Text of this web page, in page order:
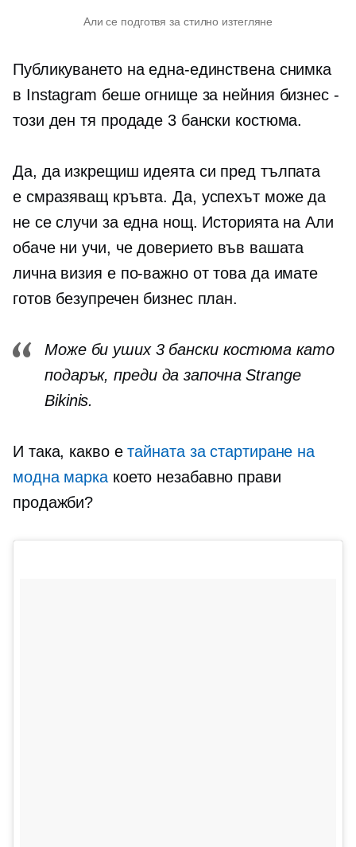
Али се подготвя за стилно изтегляне
Публикуването на една-единствена снимка
в Instagram беше огнище за нейния бизнес -
този ден тя продаде 3 бански костюма.
Да, да изкрещиш идеята си пред тълпата
е смразяващ кръвта. Да, успехът може да
не се случи за една нощ. Историята на Али
обаче ни учи, че доверието във вашата
лична визия е по-важно от това да имате
готов безупречен бизнес план.
Може би уших 3 бански костюма като
подарък, преди да започна Strange
Bikinis.
И така, какво етайната за стартиране на
модна маркакоето незабавно прави
продажби?